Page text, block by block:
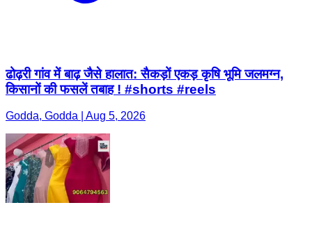
ढोढ़री गांव में बाढ़ जैसे हालात: सैकड़ों एकड़ कृषि भूमि जलमग्न,
किसानों की फसलें तबाह ! #shorts #reels
Godda, Godda | Aug 5, 2026